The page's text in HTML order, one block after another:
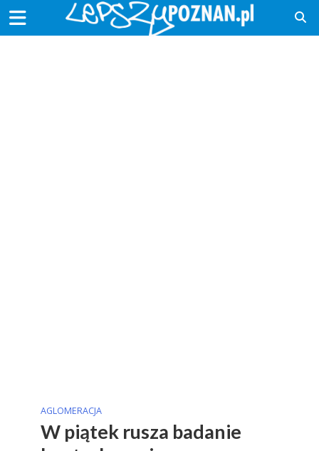
AGLOMERACJA
W piątek rusza badanie